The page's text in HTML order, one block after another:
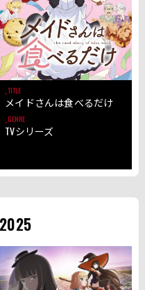
TITLE
メイドさんは食べるだけ
GENRE
TVシリーズ